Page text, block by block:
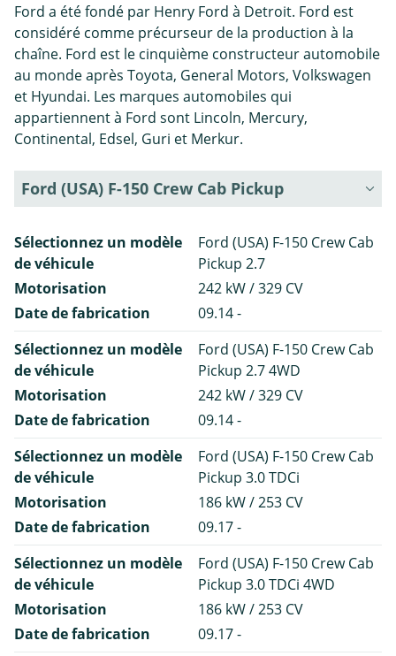
Ford a été fondé par Henry Ford à Detroit. Ford est
considéré comme précurseur de la production à la
chaîne. Ford est le cinquième constructeur automobile
au monde après Toyota, General Motors, Volkswagen
et Hyundai. Les marques automobiles qui
appartiennent à Ford sont Lincoln, Mercury,
Continental, Edsel, Guri et Merkur.
Ford (USA) F-150 Crew Cab Pickup
Sélectionnez un modèle
de véhicule
Ford (USA) F-150 Crew Cab
Pickup 2.7
Motorisation
242 kW / 329 CV
Date de fabrication
09.14 -
Sélectionnez un modèle
de véhicule
Ford (USA) F-150 Crew Cab
Pickup 2.7 4WD
Motorisation
242 kW / 329 CV
Date de fabrication
09.14 -
Sélectionnez un modèle
de véhicule
Ford (USA) F-150 Crew Cab
Pickup 3.0 TDCi
Motorisation
186 kW / 253 CV
Date de fabrication
09.17 -
Sélectionnez un modèle
de véhicule
Ford (USA) F-150 Crew Cab
Pickup 3.0 TDCi 4WD
Motorisation
186 kW / 253 CV
Date de fabrication
09.17 -